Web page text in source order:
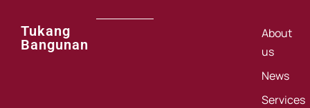
Tukang
Bangunan
About
us
News
Services